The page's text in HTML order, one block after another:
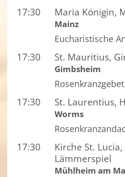
17:30 Maria Königin,
Mainz
Eucharistische
17:30 St. Mauritius,
Gimbsheim
Rosenkranzgebet
17:30 St. Laurentius,
Worms
17:30
Kirche St.
Lämmerspiel
Mühlheim am